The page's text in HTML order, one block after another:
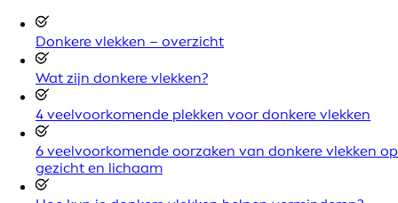
Donkere vlekken – overzicht
Wat zijn donkere vlekken?
4 veelvoorkomende plekken voor donkere vlekken
6 veelvoorkomende oorzaken van donkere vlekken op
gezicht en lichaam